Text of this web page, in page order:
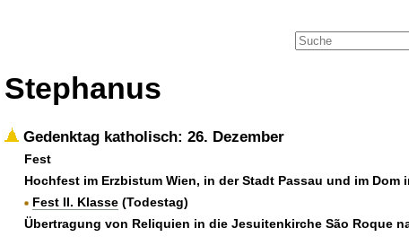
Stephanus
Gedenktag katholisch: 26. Dezember
Fest
Hochfest im Erzbistum Wien, in der Stadt Passau und im Dom
Fest II. Klasse (Todestag)
Übertragung von Reliquien in die Jesuitenkirche São Roque